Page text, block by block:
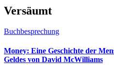
Versäumt
Buchbesprechung
Money: Eine Geschichte der
Geldes von David McWilliams